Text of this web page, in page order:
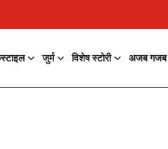
जुर्म विशेष स्टोरी अजब गजब